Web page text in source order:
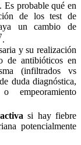
. Es probable qué en
de los test de
un cambio de
.
y su realización
de antibióticos en
(infiltrados vs
duda diagnóstica,
empeoramiento
si hay fiebre
potencialmente